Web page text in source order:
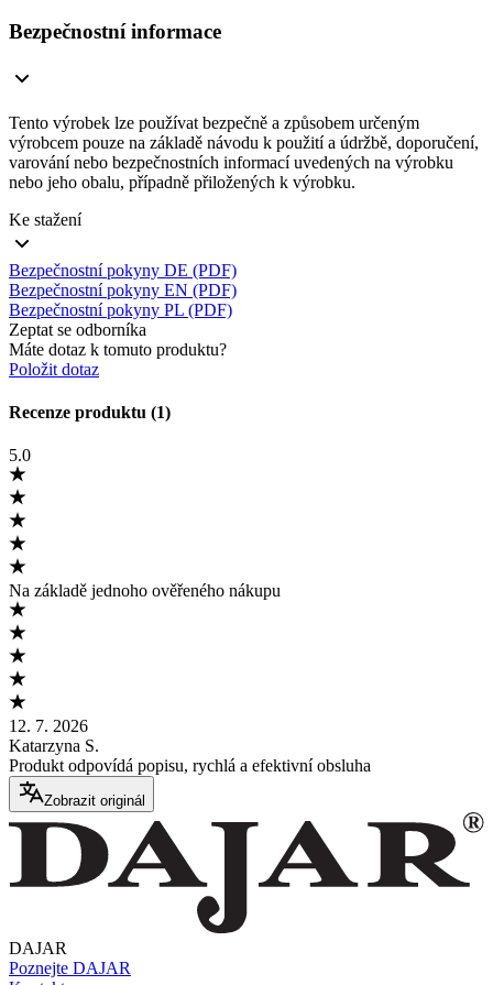
Bezpečnostní informace
Tento výrobek lze používat bezpečně a způsobem určeným
výrobcem pouze na základě návodu k použití a údržbě, doporučení,
varování nebo bezpečnostních informací uvedených na výrobku
nebo jeho obalu, případně přiložených k výrobku.
Ke stažení
Bezpečnostní pokyny DE (PDF)
Bezpečnostní pokyny EN (PDF)
Bezpečnostní pokyny PL (PDF)
Zeptat se odborníka
Máte dotaz k tomuto produktu?
Položit dotaz
Recenze produktu (1)
5.0
Na základě jednoho ověřeného nákupu
12. 7. 2026
Katarzyna S.
Produkt odpovídá popisu, rychlá a efektivní obsluha
Zobrazit originál
DAJAR
Poznejte DAJAR